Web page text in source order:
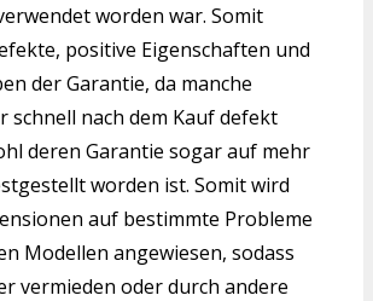
worden war. Somit
positive Eigenschaften und
der Garantie, da manche
schnell nach dem Kauf defekt
deren Garantie sogar auf mehr
worden ist. Somit wird
auf bestimmte Probleme
Modellen angewiesen, sodass
vermieden oder durch andere